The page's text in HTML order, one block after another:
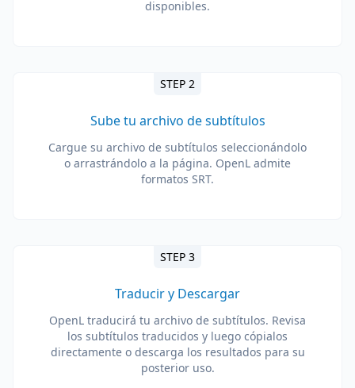
disponibles.
STEP 2
Sube tu archivo de subtítulos
Cargue su archivo de subtítulos seleccionándolo
o arrastrándolo a la página. OpenL admite
formatos SRT.
STEP 3
Traducir y Descargar
OpenL traducirá tu archivo de subtítulos. Revisa
los subtítulos traducidos y luego cópialos
directamente o descarga los resultados para su
posterior uso.